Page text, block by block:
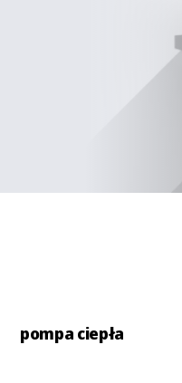
pompa ciepła